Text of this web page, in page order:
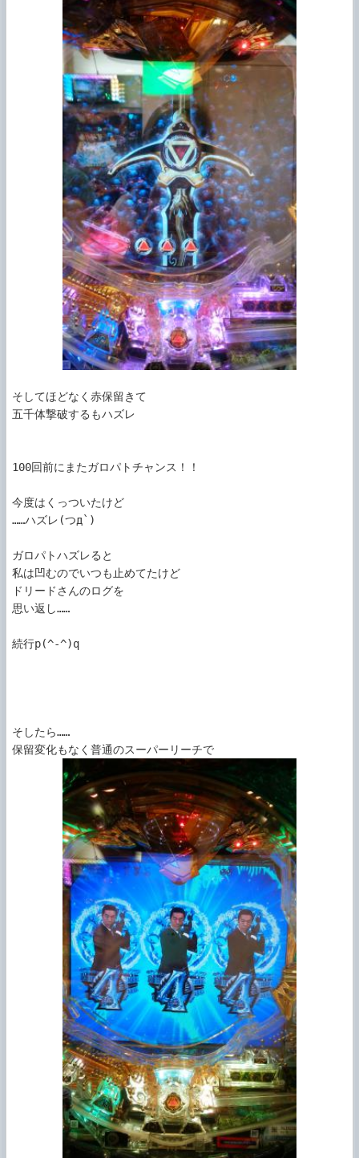
そしてほどなく赤保留きて
五千体撃破するもハズレ
100回前にまたガロパトチャンス！！
今度はくっついたけど
……ハズレ(つд`)
ガロパトハズレると
私は凹むのでいつも止めてたけど
ドリードさんのログを
思い返し……
続行p(^-^)q
そしたら……